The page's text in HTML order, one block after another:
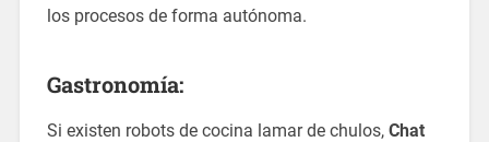
los procesos de forma autónoma.
Gastronomía:
Si existen robots de cocina lamar de chulos, Chat